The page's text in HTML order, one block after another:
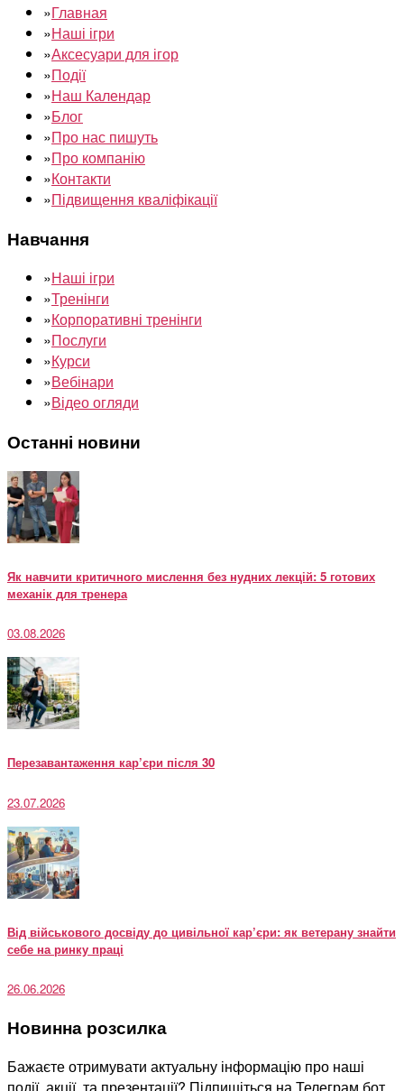
»Главная
»Наші ігри
»Аксесуари для ігор
»Події
»Наш Календар
»Блог
»Про нас пишуть
»Про компанію
»Контакти
»Підвищення кваліфікації
Навчання
»Наші ігри
»Тренінги
»Корпоративні тренінги
»Послуги
»Курси
»Вебінари
»Відео огляди
Останні новини
Як навчити критичного мислення без нудних лекцій: 5 готових
механік для тренера
03.08.2026
Перезавантаження кар’єри після 30
23.07.2026
Від військового досвіду до цивільної кар’єри: як ветерану знайти
себе на ринку праці
26.06.2026
Новинна розсилка
Бажаєте отримувати актуальну інформацію про наші